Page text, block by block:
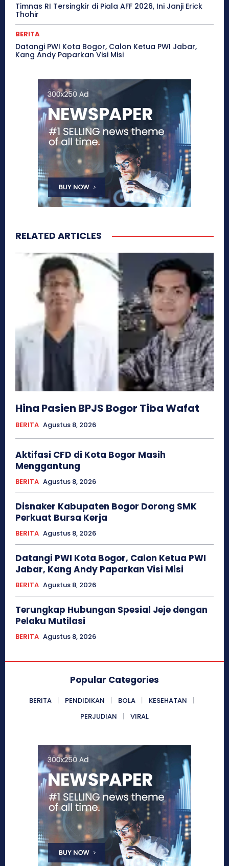
Timnas RI Tersingkir di Piala AFF 2026, Ini Janji Erick
Thohir
BERITA
Datangi PWI Kota Bogor, Calon Ketua PWI Jabar,
Kang Andy Paparkan Visi Misi
RELATED ARTICLES
Hina Pasien BPJS Bogor Tiba Wafat
BERITA Agustus 8, 2026
Aktifasi CFD di Kota Bogor Masih
Menggantung
BERITA Agustus 8, 2026
Disnaker Kabupaten Bogor Dorong SMK
Perkuat Bursa Kerja
BERITA Agustus 8, 2026
Datangi PWI Kota Bogor, Calon Ketua PWI
Jabar, Kang Andy Paparkan Visi Misi
BERITA Agustus 8, 2026
Terungkap Hubungan Spesial Jeje dengan
Pelaku Mutilasi
BERITA Agustus 8, 2026
Popular Categories
BERITA PENDIDIKAN BOLA
KESEHATAN
PERJUDIAN
VIRAL